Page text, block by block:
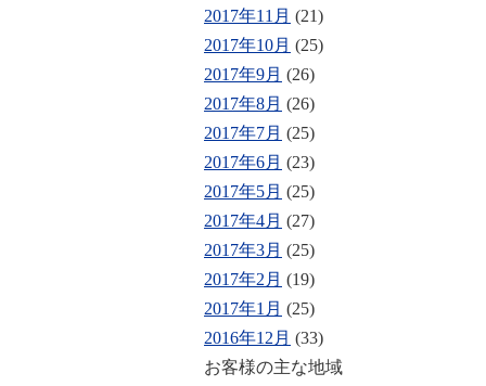
2017年11月 (21)
2017年10月 (25)
2017年9月 (26)
2017年8月 (26)
2017年7月 (25)
2017年6月 (23)
2017年5月 (25)
2017年4月 (27)
2017年3月 (25)
2017年2月 (19)
2017年1月 (25)
2016年12月 (33)
お客様の主な地域